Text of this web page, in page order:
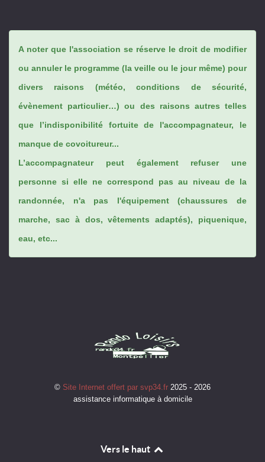
A noter que l'association se réserve le droit de modifier
ou annuler le programme (la veille ou le jour même) pour
divers raisons (météo, conditions de sécurité,
évènement particulier…) ou des raisons autres telles
que l’indisponibilité fortuite de l'accompagnateur, le
manque de covoitureur...
L’accompagnateur peut également refuser une
personne si elle ne correspond pas au niveau de la
randonnée, n'a pas l'équipement (chaussures de
marche, sac à dos, vêtements adaptés), piquenique,
eau, etc...
© Site Internet offert par svp34.fr 2025 - 2026
assistance informatique à domicile
Vers le haut